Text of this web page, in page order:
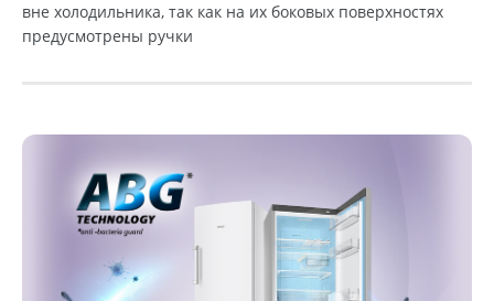
вне холодильника, так как на их боковых поверхностях
предусмотрены ручки